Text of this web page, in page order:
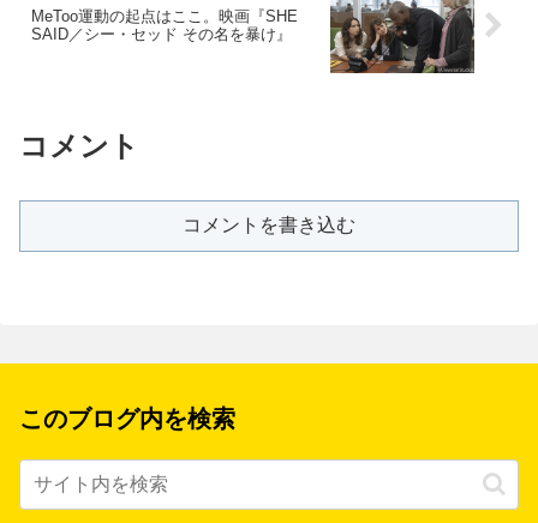
MeToo運動の起点はここ。映画『SHE
SAID／シー・セッド その名を暴け』
コメント
コメントを書き込む
このブログ内を検索